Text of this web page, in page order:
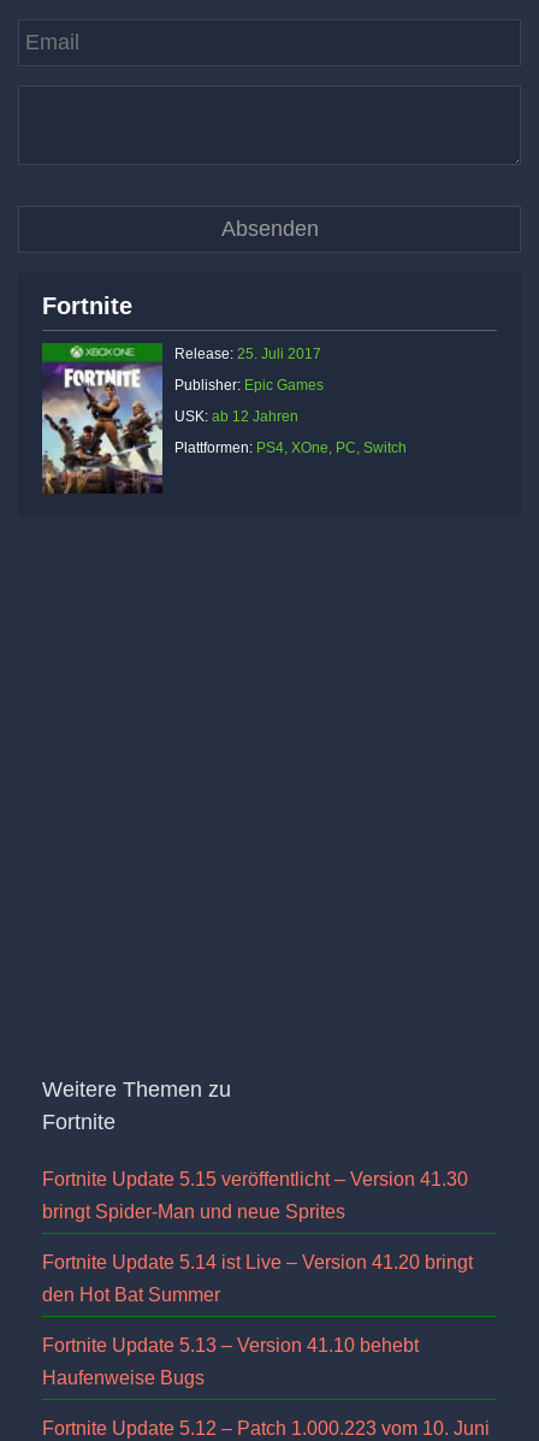
Fortnite
Release: 25. Juli 2017
Publisher: Epic Games
USK: ab 12 Jahren
Plattformen: PS4, XOne, PC, Switch
Weitere Themen zu
Fortnite
Fortnite Update 5.15 veröffentlicht – Version 41.30
bringt Spider-Man und neue Sprites
Fortnite Update 5.14 ist Live – Version 41.20 bringt
den Hot Bat Summer
Fortnite Update 5.13 – Version 41.10 behebt
Haufenweise Bugs
Fortnite Update 5.12 – Patch 1.000.223 vom 10. Juni